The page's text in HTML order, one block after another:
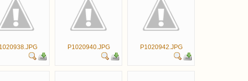
P1020940.JPG P1020942.JPG